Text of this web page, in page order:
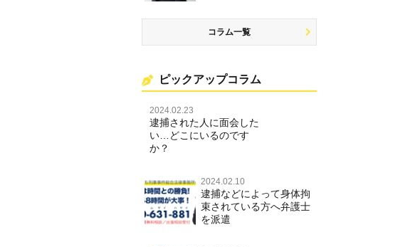
コラム一覧
ピックアップコラム
2024.02.23
逮捕された人に面会した
い…どこにいるのです
か？
2024.02.10
逮捕などによって身体拘
束されている方へ弁護士
を派遣